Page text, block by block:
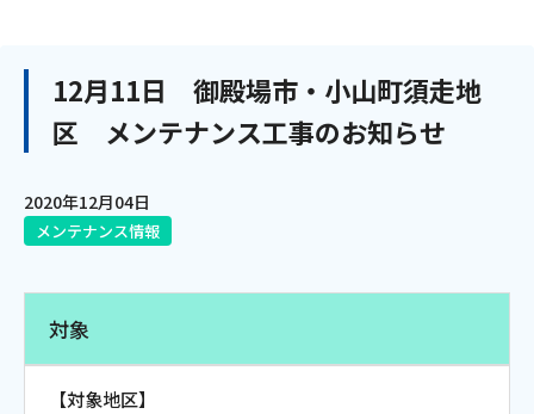
インターネット
電話
動画配信
12月11日 御殿場市・小山町須走地
区 メンテナンス工事のお知らせ
2020年12月04日
メンテナンス情報
対象
【対象地区】